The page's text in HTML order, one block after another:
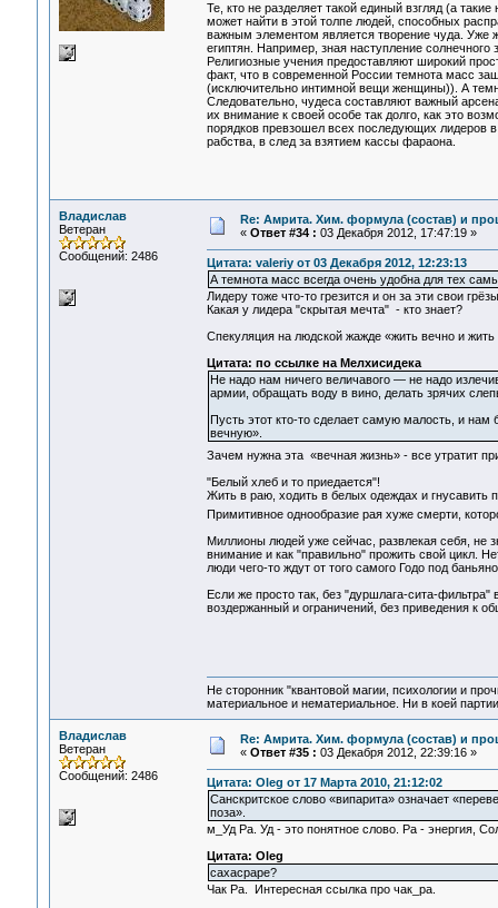
Те, кто не разделяет такой единый взгляд (а
может найти в этой толпе людей, способных
важным элементом является творение чуда. Уже
египтян. Например, зная наступление солнечного
Религиозные учения предоставляют широкий
факт, что в современной России темнота масс
(исключительно интимной вещи женщины)). А
Следовательно, чудеса составляют важный
их внимание к своей особе так долго, как это
порядков превзошел всех последующих лидеров в
рабства, в след за взятием кассы фараона.
Владислав
Ветеран
Сообщений: 2486
Re: Амрита. Хим. формула (состав) и
« Ответ #34 : 03 Декабря 2012, 17:47:19 »
Цитата: valeriy от 03 Декабря 2012, 12:23:13
А темнота масс всегда очень удобна для тех
Лидеру тоже что-то грезится и он за эти свои
Какая у лидера "скрытая мечта" - кто знает?
Спекуляция на людской жажде «жить вечно и
Цитата: по ссылке на Мелхисидека
Не надо нам ничего величавого — не надо
армии, обращать воду в вино, делать зрячих
Пусть этот кто-то сделает самую малость, и
вечную».
Зачем нужна эта «вечная жизнь» - все утратит
"Белый хлеб и то приедается"!
Жить в раю, ходить в белых одеждах и гнусавить
Примитивное однообразие рая хуже смерти,
Миллионы людей уже сейчас, развлекая себя, не
внимание и как "правильно" прожить свой цикл.
люди чего-то ждут от того самого Годо под
Если же просто так, без "дуршлага-сита-
воздержанный и ограничений, без приведения к
Не сторонник "квантовой магии, психологии и
материальное и нематериальное. Ни в коей
Владислав
Ветеран
Сообщений: 2486
Re: Амрита. Хим. формула (состав) и
« Ответ #35 : 03 Декабря 2012, 22:39:16 »
Цитата: Oleg от 17 Марта 2010, 21:12:02
Санскритское слово «випарита» означает
поза».
м_Уд Ра. Уд - это понятное слово. Ра - энергия,
Цитата: Oleg
сахасраре?
Чак Ра. Интересная ссылка про чак_ра.